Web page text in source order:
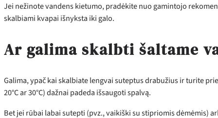
Jei nežinote vandens kietumo, pradėkite nuo gamintojo
skalbiami kvapai išnyksta iki galo.
Ar galima skalbti šaltame
Galima, ypač kai skalbiate lengvai suteptus drabužius ir turite
20°C ar 30°C) dažnai padeda išsaugoti spalvą.
Bet jei rūbai labai sutepti (pvz., vaikiški su stipriomis dėmėmis)